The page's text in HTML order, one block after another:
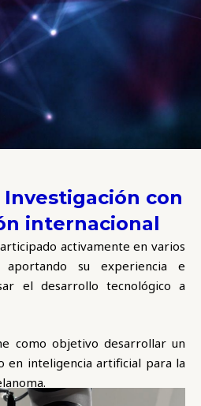
con
internacional
activamente en varios
aportando su experiencia e
el desarrollo tecnológico a
como objetivo desarrollar un
en inteligencia artificial para la